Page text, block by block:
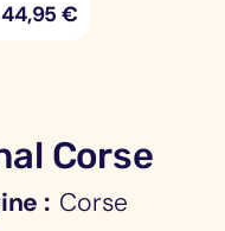
44,95€
Corse
Corse